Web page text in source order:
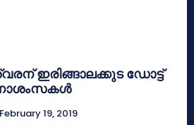
ഇരിങ്ങാലക്കുട ഡോട്ട്
February 19, 2019